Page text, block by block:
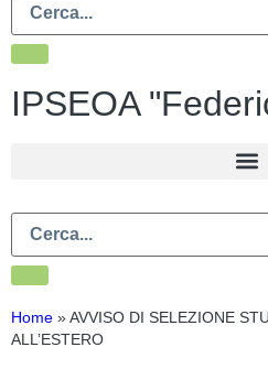
IPSEOA
Home » AVVISO DI SELEZIONE
ALL’ESTERO